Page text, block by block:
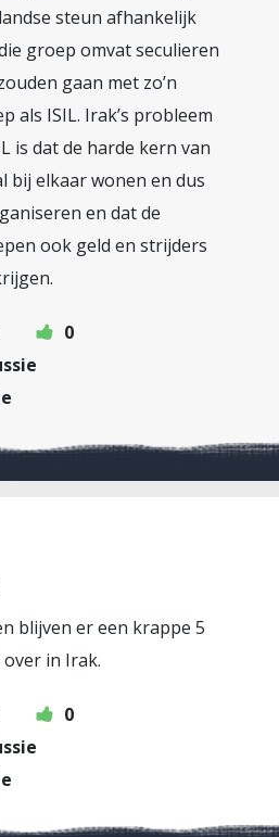
steun afhankelijk
groep omvat seculieren
gaan met zo’n
als ISIL. Irak’s probleem
is dat de harde kern van
bij elkaar wonen en dus
en dat de
ook geld en strijders
0
blijven er een krappe 5
in Irak.
0